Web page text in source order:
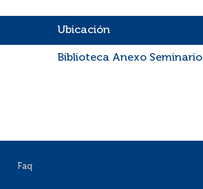
Ubicación
Biblioteca Anexo Seminario
Faq